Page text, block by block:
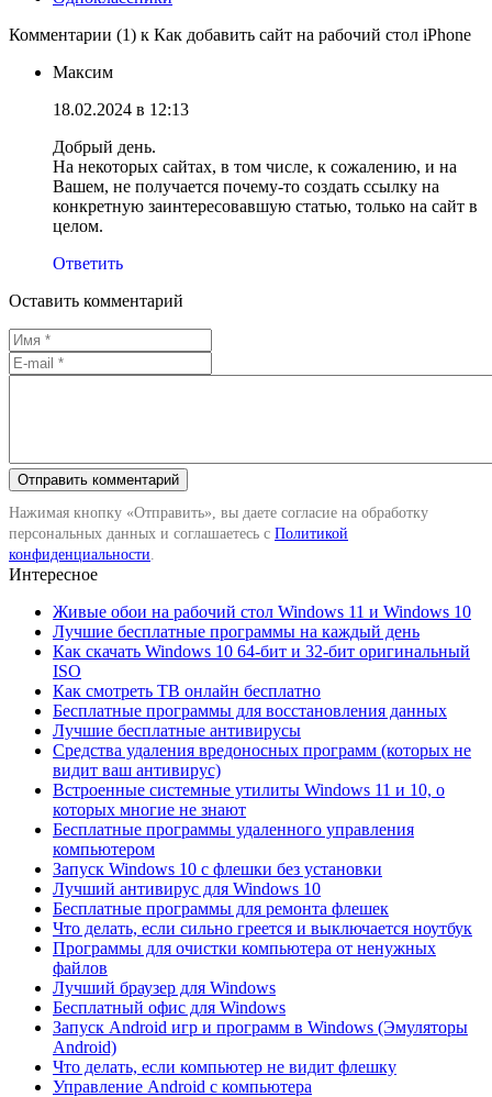
Комментарии (1) к Как добавить сайт на рабочий стол iPhone
Максим
18.02.2024 в 12:13
Добрый день.
На некоторых сайтах, в том числе, к сожалению, и на
Вашем, не получается почему-то создать ссылку на
конкретную заинтересовавшую статью, только на сайт в
целом.
Ответить
Оставить комментарий
Нажимая кнопку «Отправить», вы даете согласие на обработку
персональных данных и соглашаетесь с Политикой
конфиденциальности
Интересное
Живые обои на рабочий стол Windows 11 и Windows 10
Лучшие бесплатные программы на каждый день
Как скачать Windows 10 64-бит и 32-бит оригинальный
ISO
Как смотреть ТВ онлайн бесплатно
Бесплатные программы для восстановления данных
Лучшие бесплатные антивирусы
Средства удаления вредоносных программ (которых не
видит ваш антивирус)
Встроенные системные утилиты Windows 11 и 10, о
которых многие не знают
Бесплатные программы удаленного управления
компьютером
Запуск Windows 10 с флешки без установки
Лучший антивирус для Windows 10
Бесплатные программы для ремонта флешек
Что делать, если сильно греется и выключается ноутбук
Программы для очистки компьютера от ненужных
файлов
Лучший браузер для Windows
Бесплатный офис для Windows
Запуск Android игр и программ в Windows (Эмуляторы
Android)
Что делать, если компьютер не видит флешку
Управление Android с компьютера